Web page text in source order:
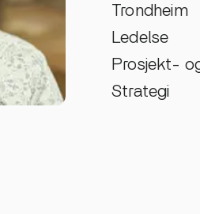
Trondheim
Ledelse
Prosjekt-
Strategi